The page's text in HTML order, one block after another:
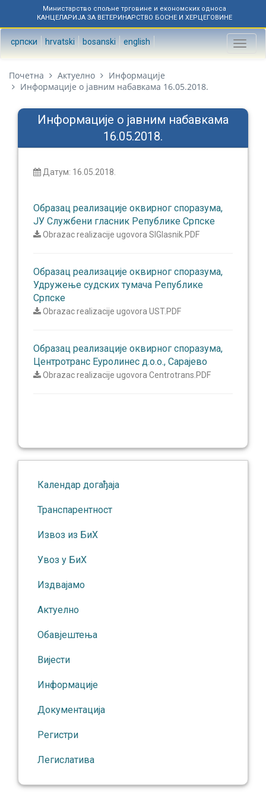
Министарство спољне трговине и економских односа
КАНЦЕЛАРИЈА ЗА ВЕТЕРИНАРСТВО БОСНЕ И ХЕРЦЕГОВИНЕ
српски hrvatski bosanski english
Toggle
Почетна Актуелно
Информације
Информације о јавним набавкама 16.05.2018.
Информације о јавним набавкама
16.05.2018.
Датум: 16.05.2018.
Образац реализације оквирног споразума,
ЈУ Службени гласник Републике Српске
Obrazac realizacije ugovora SlGlasnik.PDF
Образац реализације оквирног споразума,
Удружење судских тумача Републике
Српске
Obrazac realizacije ugovora UST.PDF
Образац реализације оквирног споразума,
Центротранс Еуролинес д.о.о., Сарајево
Obrazac realizacije ugovora Centrotrans.PDF
Календар догађаја
Транспарентност
Извоз из БиХ
Увоз у БиХ
Издвајамо
Актуелно
Обавјештења
Вијести
Информације
Документација
Регистри
Легислатива